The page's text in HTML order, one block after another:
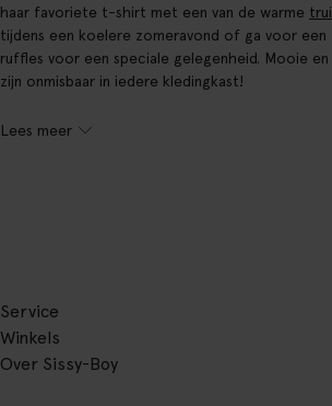
haar favoriete t-shirt met een van de warme
tijdens een koelere zomeravond of ga voor
ruffles voor een speciale gelegenheid. Mooie
zijn onmisbaar in iedere kledingkast!
Lees meer
Service
Winkels
Over Sissy-Boy